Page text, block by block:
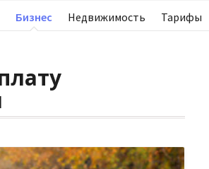
Бизнес Недвижимость Тарифы